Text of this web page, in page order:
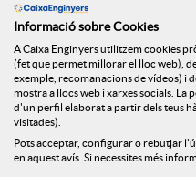
Política
Canal
Informació sobre Cookies
A Caixa Enginyers utilitzem cookies
(fet que permet millorar el lloc web),
exemple, recomanacions de vídeos) i
mostra a llocs web i xarxes socials. La
d'un perfil elaborat a partir dels teus
visitades).
Pots acceptar, configurar o rebutjar
en aquest avís. Si necessites més